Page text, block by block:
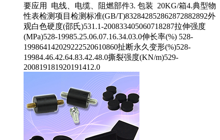
要应用 电线、电缆、阻燃部件3. 包装 20KG/箱4.典型物
性表检测项目检测标准(GB/T)832842852862872882892外
观白色硬度(邵氏)531.1-200833405060718287拉伸强度
(MPa)528-19985.25.06.07.16.34.03.0伸长率(%) 528-
199864142029222520610860扯断永久变形(%)528-
19984.46.42.64.83.42.48.0撕裂强度(KN/m)529-
200819181920191412.0